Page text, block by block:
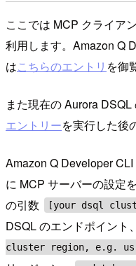
ここでは MCP クライア
利用します。Amazon Q
はこちらのエントリ を御
また現在の Aurora DSQL
エントリーを実行した後
Amazon Q Developer CLI
に MCP サーバーの設定
の引数 [your dsql
DSQL のエンドポイント、
cluster region, e.g.